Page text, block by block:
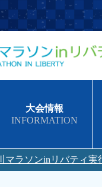
大会情報
INFORMATION
マラソンinリバティ